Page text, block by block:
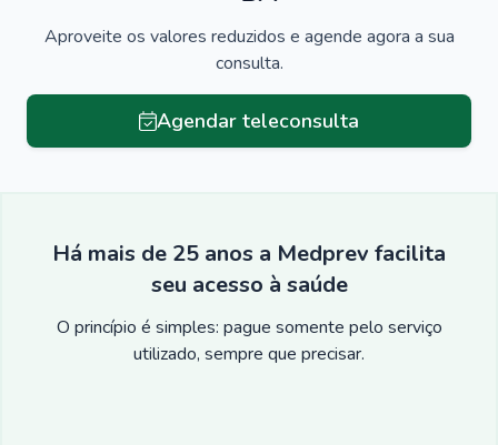
Aproveite os valores reduzidos e agende agora a sua
consulta.
Agendar teleconsulta
Há mais de 25 anos a Medprev facilita
seu acesso à saúde
O princípio é simples: pague somente pelo serviço
utilizado, sempre que precisar.